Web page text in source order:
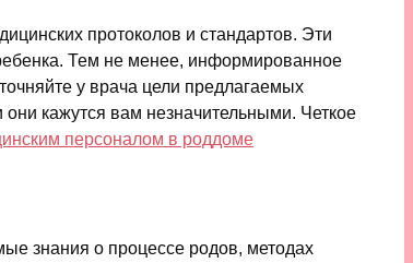
протоколов и стандартов. Эти
Тем не менее, информированное
у врача цели предлагаемых
кажутся вам незначительными. Четкое
персоналом в роддоме
знания о процессе родов, методах